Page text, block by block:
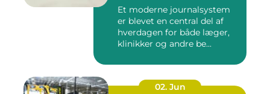
Et moderne journalsystem
er blevet en central del af
hverdagen for både læger,
klinikker og andre be...
02. Jun